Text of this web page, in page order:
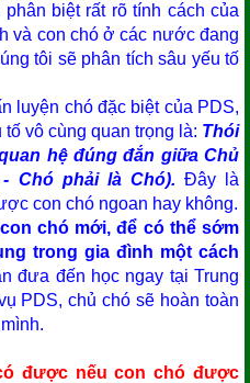
phân biệt rất rõ tính cách của
và con chó ở các nước đang
tôi sẽ phân tích sâu yếu tố
chó đặc biệt của PDS,
vô cùng quan trọng là: Thói
hệ đúng đắn giữa Chủ
Chó phải là Chó). Đây là
con chó ngoan hay không.
chó mới, để có thể sớm
trong gia đình một cách
đưa đến học ngay tại Trung
PDS, chủ chó sẽ hoàn toàn
được nếu con chó được